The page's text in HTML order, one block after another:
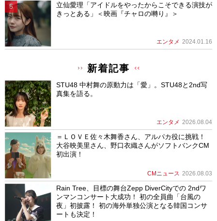
立仙愛理「アイドルをやったからこそできる演技が
きっとある」＜映画『チャロの囀り』＞
エンタメ 2024.01.16
新着記事
STU48 中村舞の原動力は「愛」。STU48と2nd写
真集を語る。
エンタメ 2026.08.04
＝ＬＯＶＥ佐々木舞香さん、アルパカ役に挑戦！
大谷映美里さん、野口衣織さんがソフトバンクCM
初出演！
CMニュース 2026.08.03
Rain Tree、目標の舞台Zepp DiverCityでの 2ndワ
ンマンコンサート大成功！ 初の全員曲「台風の
夜」初披露！ 初の海外単独公演となる韓国コンサ
ートも決定！